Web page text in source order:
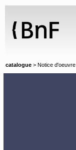
catalogue > Notice d'oeuvre